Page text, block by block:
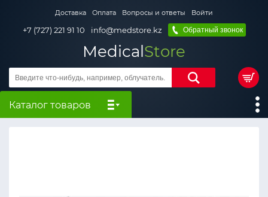
Доставка Оплата Вопросы и ответы Войти
+7 (727) 221 91 10 info@medstore.kz Обратный звонок
MedicalStore
Каталог товаров